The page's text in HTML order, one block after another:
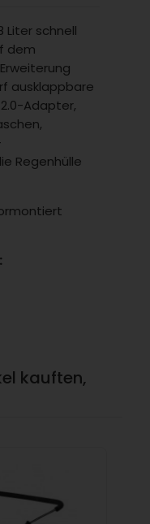
Liter schnell
dem
ausklappbare
Adapter,
Regenhülle
kauften,